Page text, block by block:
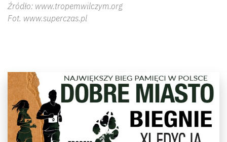
Źródło: www.tropemwilczym.org
Fot. www.superczas.pl